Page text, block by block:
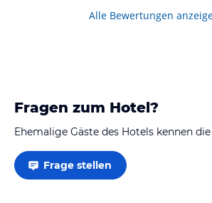
Alle Bewertungen
Fragen zum Hotel?
Ehemalige Gäste des Hotels kennen
Frage stellen